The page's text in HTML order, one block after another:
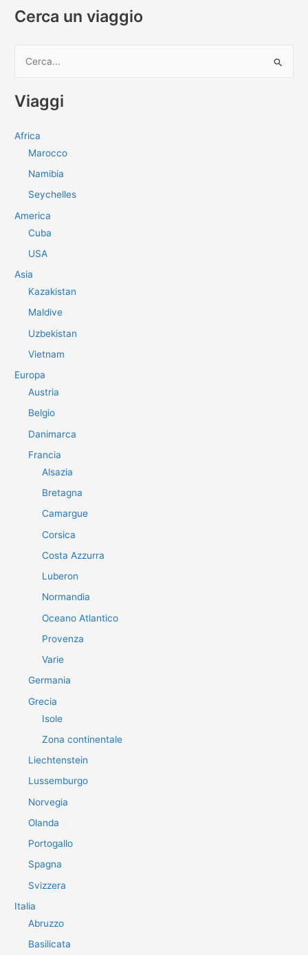
Cerca un viaggio
c
Viaggi
Africa
Marocco
Namibia
Seychelles
America
Cuba
USA
Asia
Kazakistan
Maldive
Uzbekistan
Vietnam
Europa
Austria
Belgio
Danimarca
Francia
Alsazia
Bretagna
Camargue
Corsica
Costa Azzurra
Luberon
Normandia
Oceano Atlantico
Provenza
Varie
Germania
Grecia
Isole
Zona continentale
Liechtenstein
Lussemburgo
Norvegia
Olanda
Portogallo
Spagna
Svizzera
Italia
Abruzzo
Basilicata